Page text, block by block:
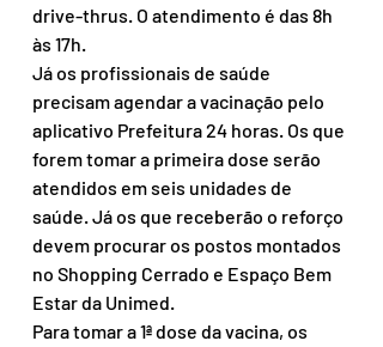
drive-thrus. O atendimento é das 8h
às 17h.
Já os profissionais de saúde
precisam agendar a vacinação pelo
aplicativo Prefeitura 24 horas. Os que
forem tomar a primeira dose serão
atendidos em seis unidades de
saúde. Já os que receberão o reforço
devem procurar os postos montados
no Shopping Cerrado e Espaço Bem
Estar da Unimed.
Para tomar a 1ª dose da vacina, os